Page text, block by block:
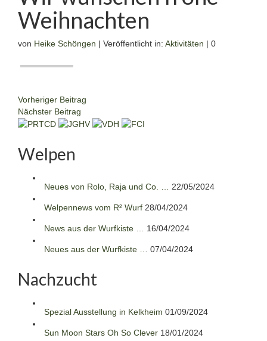
Weihnachten
von Heike Schöngen | Veröffentlicht in: Aktivitäten | 0
Vorheriger Beitrag
Nächster Beitrag
Welpen
Neues von Rolo, Raja und Co. … 22/05/2024
Welpennews vom R² Wurf 28/04/2024
News aus der Wurfkiste … 16/04/2024
Neues aus der Wurfkiste … 07/04/2024
Nachzucht
Spezial Ausstellung in Kelkheim 01/09/2024
Sun Moon Stars Oh So Clever 18/01/2024